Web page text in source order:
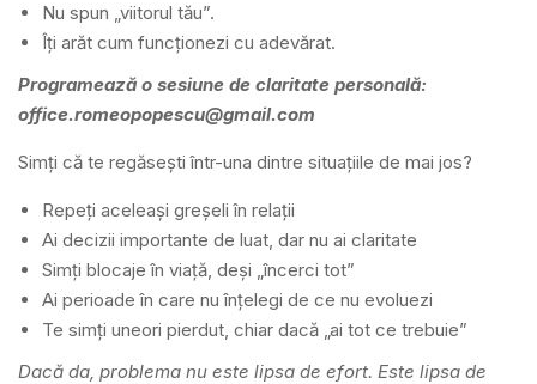
Nu spun „viitorul tău”.
Îți arăt cum funcționezi cu adevărat.
Programează o sesiune de claritate personală:
office.romeopopescu@gmail.com
Simți că te regăsești într-una dintre situațiile de mai jos?
Repeți aceleași greșeli în relații
Ai decizii importante de luat, dar nu ai claritate
Simți blocaje în viață, deși „încerci tot”
Ai perioade în care nu înțelegi de ce nu evoluezi
Te simți uneori pierdut, chiar dacă „ai tot ce trebuie”
Dacă da, problema nu este lipsa de efort. Este lipsa de